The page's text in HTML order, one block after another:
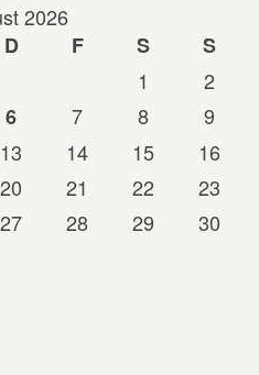
2026
D F S
S
1
2
6 7 8
9
13 14 15
16
20 21 22
23
27 28 29
30